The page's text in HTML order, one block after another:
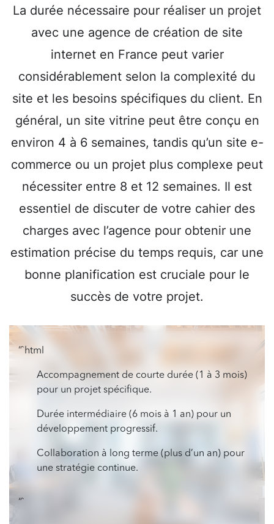
La durée nécessaire pour réaliser un projet
avec une agence de création de site
internet en France peut varier
considérablement selon la complexité du
site et les besoins spécifiques du client. En
général, un site vitrine peut être conçu en
environ 4 à 6 semaines, tandis qu’un site e-
commerce ou un projet plus complexe peut
nécessiter entre 8 et 12 semaines. Il est
essentiel de discuter de votre cahier des
charges avec l’agence pour obtenir une
estimation précise du temps requis, car une
bonne planification est cruciale pour le
succès de votre projet.
“`html
Accompagnement de courte durée (1 à 3 mois)
pour un projet spécifique.
Durée intermédiaire (6 mois à 1 an) pour un
développement progressif.
Collaboration à long terme (plus d’un an) pour
une stratégie continue.
“`